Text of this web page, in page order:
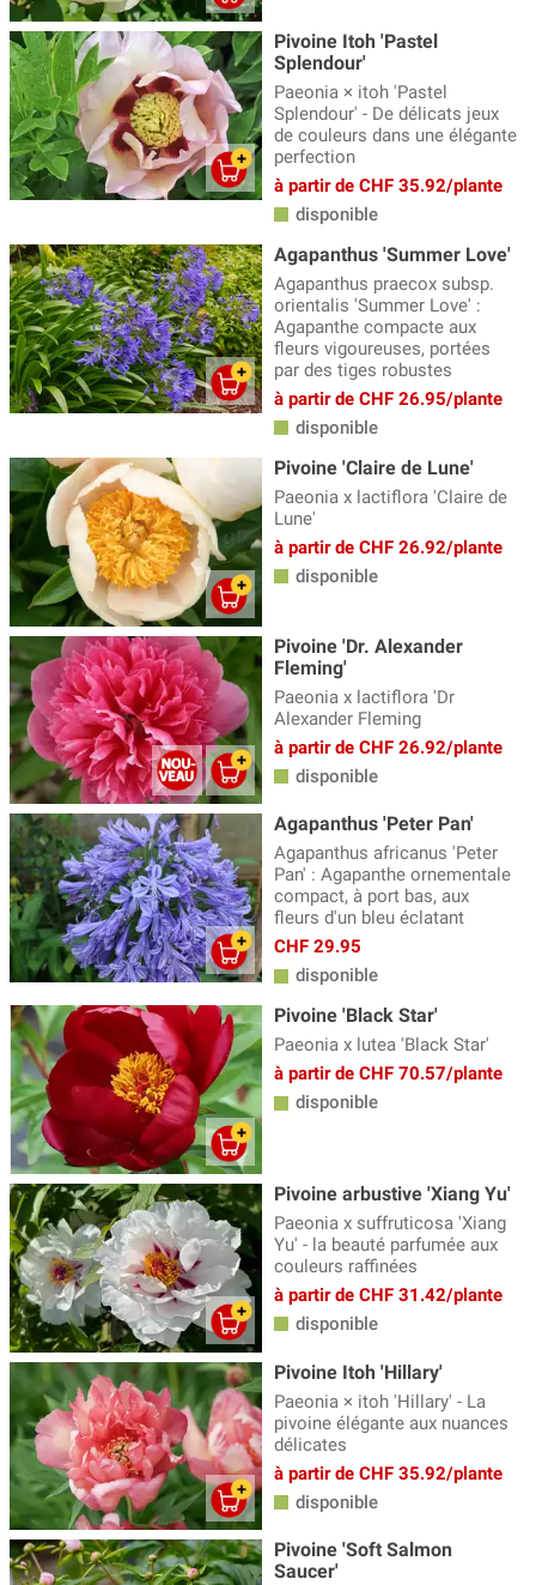
Pivoine Itoh 'Pastel
Splendour'
Paeonia × itoh 'Pastel
Splendour' - De délicats jeux
de couleurs dans une élégante
perfection
à partir de CHF 35.92/plante
disponible
Agapanthus 'Summer Love'
Agapanthus praecox subsp.
orientalis 'Summer Love' :
Agapanthe compacte aux
fleurs vigoureuses, portées
par des tiges robustes
à partir de CHF 26.95/plante
disponible
Pivoine 'Claire de Lune'
Paeonia x lactiflora 'Claire de
Lune'
à partir de CHF 26.92/plante
disponible
Pivoine 'Dr. Alexander
Fleming'
Paeonia x lactiflora 'Dr
Alexander Fleming
à partir de CHF 26.92/plante
disponible
Agapanthus 'Peter Pan'
Agapanthus africanus 'Peter
Pan' : Agapanthe ornementale
compact, à port bas, aux
fleurs d'un bleu éclatant
CHF 29.95
disponible
Pivoine 'Black Star'
Paeonia x lutea 'Black Star'
à partir de CHF 70.57/plante
disponible
Pivoine arbustive 'Xiang Yu'
Paeonia x suffruticosa 'Xiang
Yu' - la beauté parfumée aux
couleurs raffinées
à partir de CHF 31.42/plante
disponible
Pivoine Itoh 'Hillary'
Paeonia × itoh 'Hillary' - La
pivoine élégante aux nuances
délicates
à partir de CHF 35.92/plante
disponible
Pivoine 'Soft Salmon
Saucer'